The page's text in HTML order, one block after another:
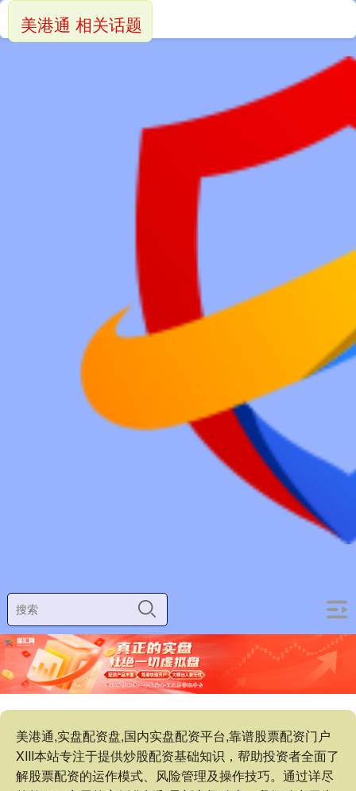
美港通,实盘配资盘,国内实盘配资平台,靠谱股票配资门户
XIII‌本站专注于提供炒股配资基础知识，帮助投资者全面了
解股票配资的运作模式、风险管理及操作技巧。通过详尽
美港通 相关话题